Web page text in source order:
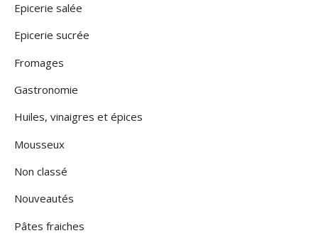
Epicerie salée
Epicerie sucrée
Fromages
Gastronomie
Huiles, vinaigres et épices
Mousseux
Non classé
Nouveautés
Pâtes fraiches